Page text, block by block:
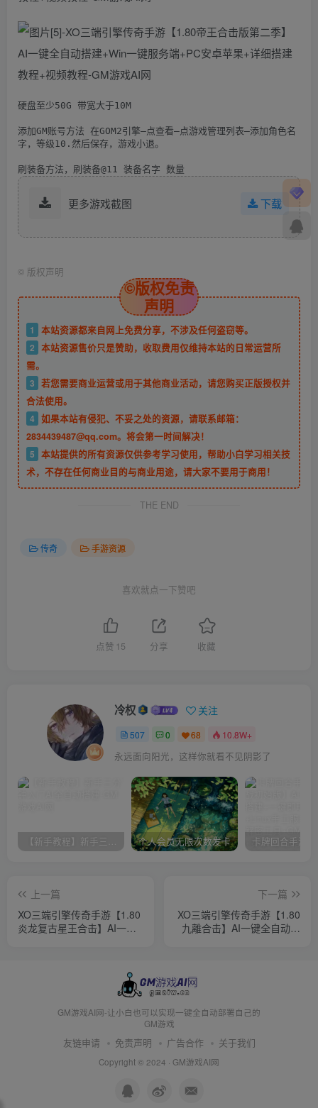
硬盘至少50G 带宽大于10M
添加GM账号方法 在GOM2引擎–点查看–点游戏管理列表–添加角色名
字，等级10.然后保存，游戏小退。
刷装备方法，刷装备@11 装备名字 数量
更多游戏截图 下载
© 版权声明
©版权免责
声明
1
本站资源都来自网上免费分享，不涉及任何盗窃等。
2 本站资源售价只是赞助，收取费用仅维持本站的日常运营所
需。
3 若您需要商业运营或用于其他商业活动，请您购买正版授权并
合法使用。
4 如果本站有侵犯、不妥之处的资源，请联系邮箱：
2834439487@qq.com。将会第一时间解决！
5 本站提供的所有资源仅供参考学习使用，帮助小白学习相关技
术，不存在任何商业目的与商业用途，请大家不要用于商用！
THE END
传奇 手游资源
喜欢就点一下赞吧
点赞 15 分享 收藏
冷权 关注
507 0 68 10.8W+
永远面向阳光，这样你就看不见阴影了
【新手教程】新手三分钟入门AI全自动搭建 个人会员无限次数发卡
上一篇
XO三端引擎传奇手游【1.80
炎龙复古星王合击】AI一键
下一篇
XO三端引擎传奇手游【1.80
九離合击】AI一键全自动搭
GM游戏AI网-让小白也可以实现一键全自动部署自己的
GM游戏
友链申请 免责声明 广告合作 关于我们
Copyright © 2024 · GM游戏AI网